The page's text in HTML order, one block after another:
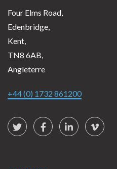
Four Elms Road,
Edenbridge,
Kent,
TN8 6AB,
Angleterre
+44 (0) 1732 861200
Social Links
TwitterFacebookLinkedInvimeo